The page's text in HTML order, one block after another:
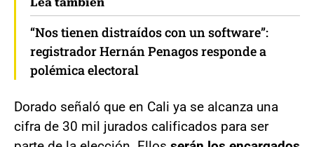
“Nos tienen distraídos con un software”:
registrador Hernán Penagos responde a
polémica electoral
Dorado señaló que en Cali ya se alcanza una
cifra de 30 mil jurados calificados para ser